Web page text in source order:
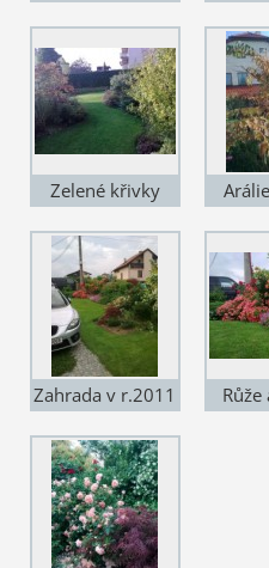
Zelené křivky
Zahrada v r.2011